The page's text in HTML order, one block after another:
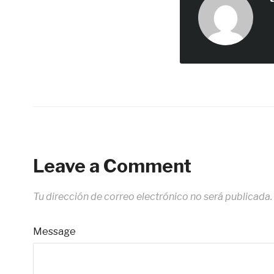
Leave a Comment
Tu dirección de correo electrónico no será publicada.
Message